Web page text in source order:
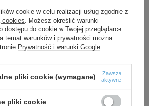
kW, 230 V) pompa hydroforowa
/ szt.
18 (1,5 kW, 230 V) pompa głębinowa z
m
/ szt.
IBO CLEANER IC-1
cookie w celu realizacji usług zgodnie z
cookies . Możesz określić warunki
dostępu do cookie w Twojej przeglądarce.
temat warunków i prywatności można
Prywatność i warunki Google
pliki cookie (wymagane)
Zawsze
aktywne
pliki cookie